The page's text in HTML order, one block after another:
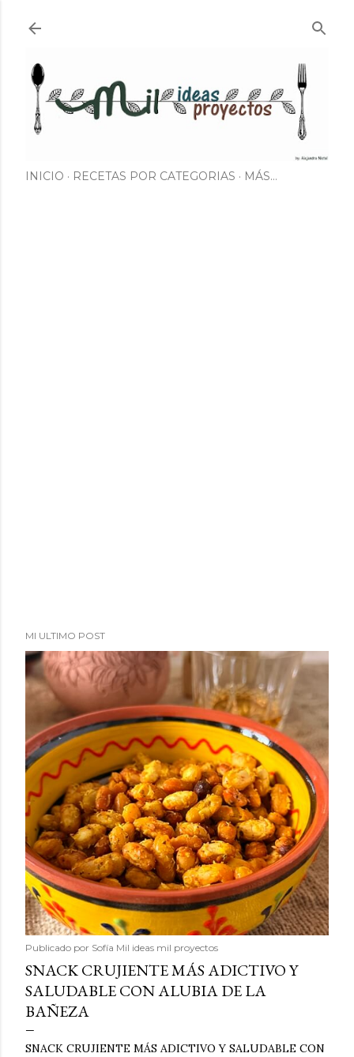
INICIO RECETAS POR CATEGORIAS MÁS…
MI ULTIMO POST
Publicado por Sofía Mil ideas mil proyectos
SNACK CRUJIENTE MÁS ADICTIVO Y
SALUDABLE CON ALUBIA DE LA
BAÑEZA
SNACK CRUJIENTE MÁS ADICTIVO Y SALUDABLE CON